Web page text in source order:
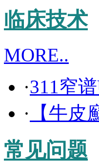
临床技术
MORE..
·311窄
· 【牛
常见问题